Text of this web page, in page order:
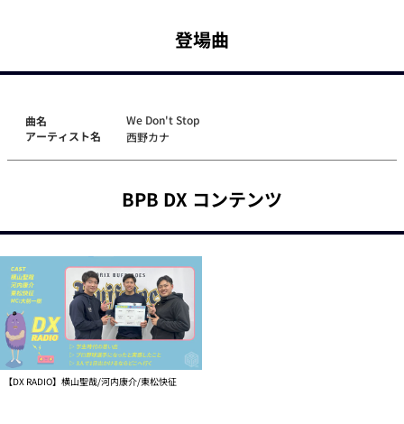
登場曲
曲名
アーティスト名
We Don't Stop
西野カナ
BPB DX コンテンツ
【DX RADIO】横山聖哉/河内康介/東松快征